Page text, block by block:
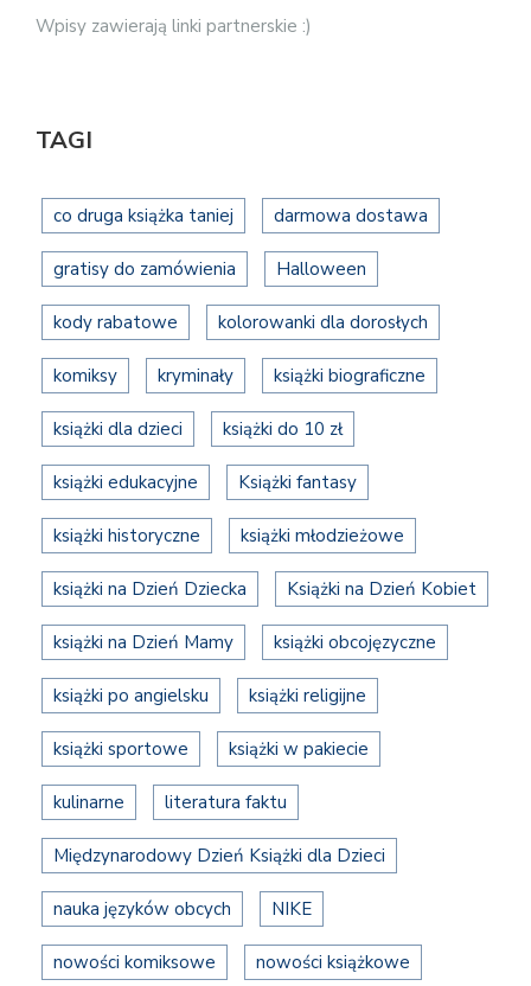
Wpisy zawierają linki partnerskie :)
TAGI
co druga książka taniej darmowa dostawa
gratisy do zamówienia Halloween
kody rabatowe kolorowanki dla dorosłych
komiksy kryminały książki biograficzne
książki dla dzieci książki do 10 zł
książki edukacyjne Książki fantasy
książki historyczne książki młodzieżowe
książki na Dzień Dziecka Książki na Dzień Kobiet
książki na Dzień Mamy książki obcojęzyczne
książki po angielsku książki religijne
książki sportowe książki w pakiecie
kulinarne literatura faktu
Międzynarodowy Dzień Książki dla Dzieci
nauka języków obcych NIKE
nowości komiksowe nowości książkowe